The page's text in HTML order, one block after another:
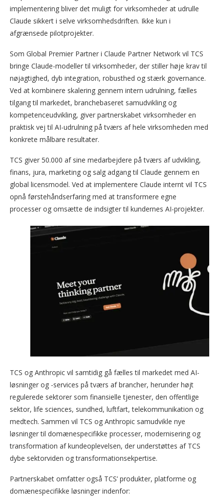
implementering bliver det muligt for virksomheder at udrulle
Claude sikkert i selve virksomhedsdriften. Ikke kun i
afgrænsede pilotprojekter.
Som Global Premier Partner i Claude Partner Network vil TCS
bringe Claude-modeller til virksomheder, der stiller høje krav til
nøjagtighed, dyb integration, robusthed og stærk governance.
Ved at kombinere skalering gennem intern udrulning, fælles
tilgang til markedet, branchebaseret samudvikling og
kompetenceudvikling, giver partnerskabet virksomheder en
praktisk vej til AI-udrulning på tværs af hele virksomheden med
konkrete målbare resultater.
TCS giver 50.000 af sine medarbejdere på tværs af udvikling,
finans, jura, marketing og salg adgang til Claude gennem en
global licensmodel. Ved at implementere Claude internt vil TCS
opnå førstehåndserfaring med at transformere egne
processer og omsætte de indsigter til kundernes AI-projekter.
TCS og Anthropic vil samtidig gå fælles til markedet med AI-
løsninger og -services på tværs af brancher, herunder højt
regulerede sektorer som finansielle tjenester, den offentlige
sektor, life sciences, sundhed, luftfart, telekommunikation og
medtech. Sammen vil TCS og Anthropic samudvikle nye
løsninger til domænespecifikke processer, modernisering og
transformation af kundeoplevelsen, der understøttes af TCS
dybe sektorviden og transformationsekpertise.
Partnerskabet omfatter også TCS’ produkter, platforme og
domænespecifikke løsninger indenfor: